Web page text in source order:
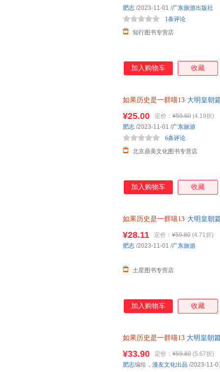
知行图书专营店
1条评论
肥志 /2023-11-01 /广东旅游出版社
加入购物车 收藏
如果历史是一群喵13·大明皇朝
¥25.00 定价： ¥59.80 (4.19折)
北京鼎美文化图书专营店
6条评论
肥志 /2023-11-01 /广东旅游
加入购物车 收藏
如果历史是一群喵13·大明皇朝
¥28.11 定价： ¥59.80 (4.71折)
土星图书专营店
肥志 /2023-11-01 /广东旅游
加入购物车 收藏
如果历史是一群喵13 大明皇朝
¥33.90 定价： ¥59.80 (5.67折)
肥志编绘， 漫友文化出品 /2023-11-